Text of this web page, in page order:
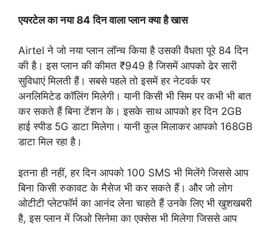
एयरटेल का नया 84 दिन वाला प्लान क्या है खास
Airtel ने जो नया प्लान लॉन्च किया है उसकी वैधता पूरे 84 दिन
की है। इस प्लान की कीमत ₹949 है जिसमें आपको ढेर सारी
सुविधाएं मिलती हैं। सबसे पहले तो इसमें हर नेटवर्क पर
अनलिमिटेड कॉलिंग मिलेगी। यानी किसी भी सिम पर कभी भी बात
कर सकते हैं बिना टेंशन के। इसके साथ आपको हर दिन 2GB
हाई स्पीड 5G डाटा मिलेगा। यानी कुल मिलाकर आपको 168GB
डाटा मिल रहा है।
इतना ही नहीं, हर दिन आपको 100 SMS भी मिलेंगे जिससे आप
बिना किसी रुकावट के मैसेज भी कर सकते हैं। और जो लोग
ओटीटी प्लेटफॉर्म का आनंद लेना चाहते हैं उनके लिए भी खुशखबरी
है, इस प्लान में जिओ सिनेमा का एक्सेस भी मिलेगा जिससे आप